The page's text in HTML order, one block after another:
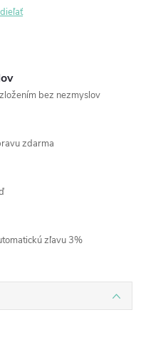
bez nezmyslov
zdarma
zľavu 3%